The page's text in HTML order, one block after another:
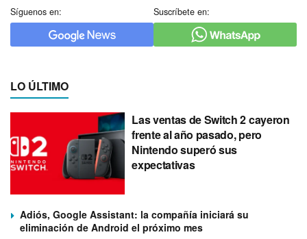
Síguenos en: Suscríbete en:
LO ÚLTIMO
Las ventas de Switch 2 cayeron
frente al año pasado, pero
Nintendo superó sus
expectativas
Adiós, Google Assistant: la compañía iniciará su
eliminación de Android el próximo mes